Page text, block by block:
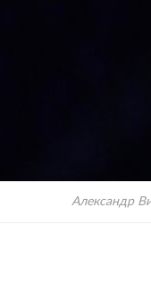
Александр